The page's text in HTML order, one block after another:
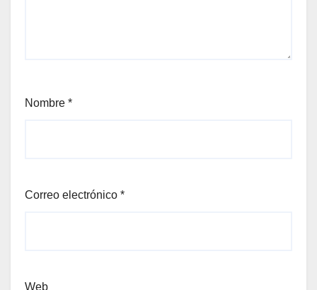
Nombre *
Correo electrónico *
Web